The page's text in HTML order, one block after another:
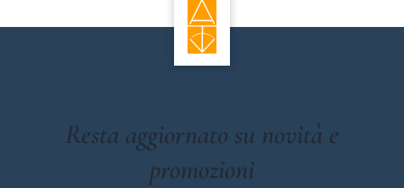
Resta aggiornato su novità e
promozioni